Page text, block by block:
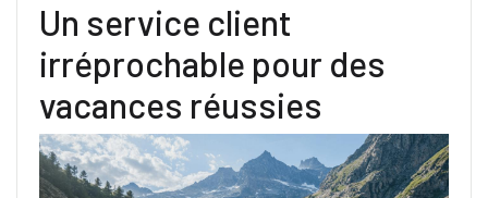
Un service client
irréprochable pour des
vacances réussies